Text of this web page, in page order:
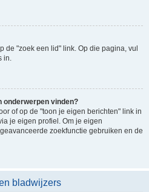
de "zoek een lid" link. Op die pagina, vul
in.
onderwerpen vinden?
of op de "toon je eigen berichten" link in
je eigen profiel. Om je eigen
zoekfunctie gebruiken en de
bladwijzers